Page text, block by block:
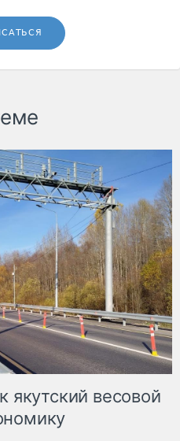
якутский весовой